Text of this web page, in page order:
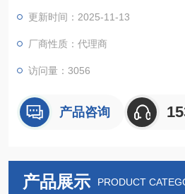
更新时间：2025-11-13
厂商性质：代理商
访问量：3056
产品咨询
产品展示 PRODUCT